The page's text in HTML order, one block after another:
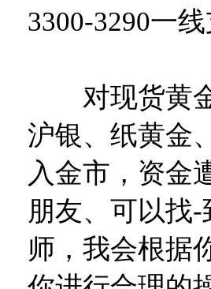
3300-3290一线
对现货黄金
沪银、纸黄金
入金市，资金
朋友、可以找
师，我会根据